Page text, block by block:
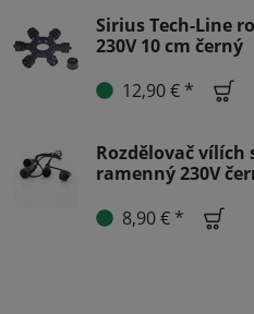
Sirius Tech-Line
230V 10 cm černý
12,90 € *
Rozdělovač vílích
ramenný 230V
8,90 € *